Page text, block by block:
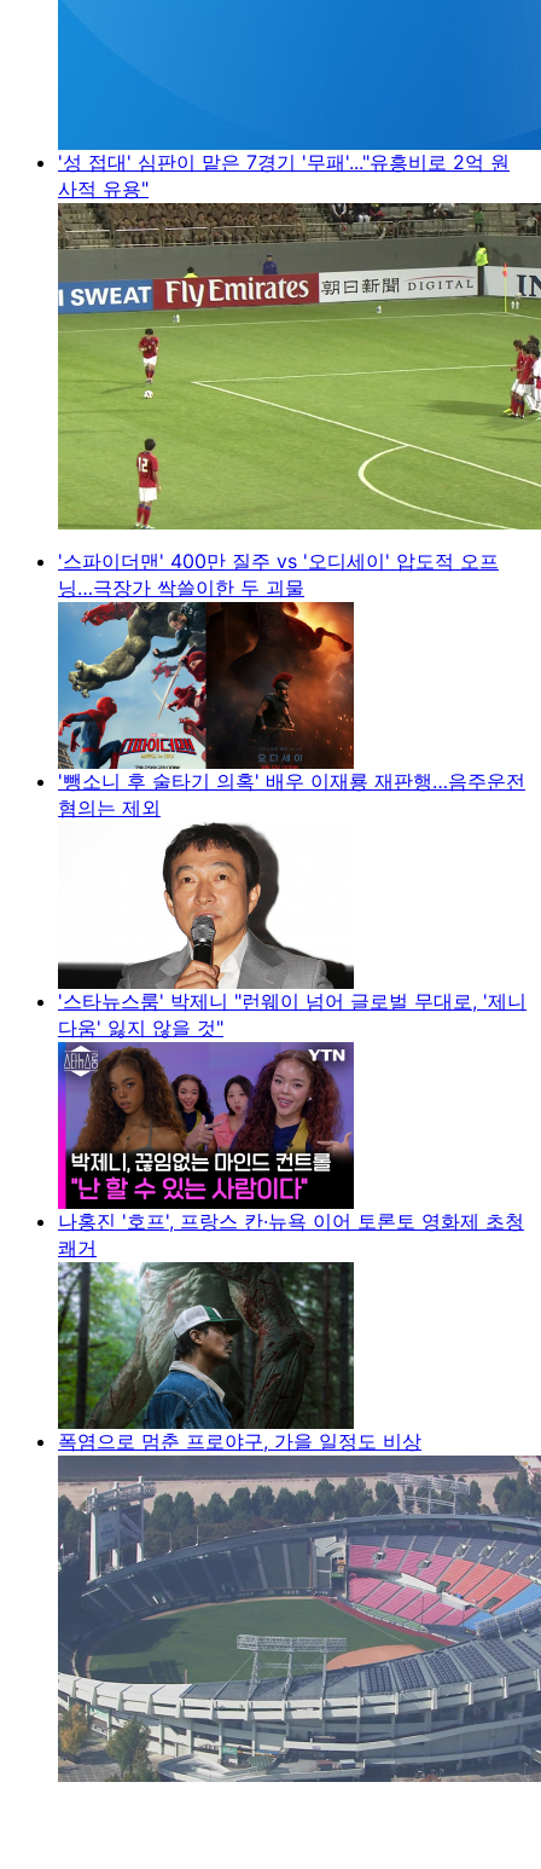
'성 접대' 심판이 맡은 7경기 '무패'..."유흥비로 2억 원
사적 유용"
'스파이더맨' 400만 질주 vs '오디세이' 압도적 오프
닝…극장가 싹쓸이한 두 괴물
'뺑소니 후 술타기 의혹' 배우 이재룡 재판행…음주운전
혐의는 제외
'스타뉴스룸' 박제니 "런웨이 넘어 글로벌 무대로, '제니
다움' 잃지 않을 것"
나홍진 '호프', 프랑스 칸·뉴욕 이어 토론토 영화제 초청
쾌거
폭염으로 멈춘 프로야구, 가을 일정도 비상